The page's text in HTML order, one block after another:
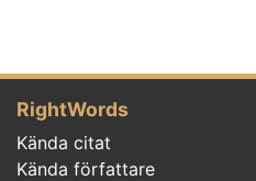
RightWords
Kända citat
Kända författare